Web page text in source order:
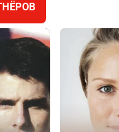
друзья! Предлагаем
за 4 августа
0 1
направил
родным и
Ивана Гапича
2 42